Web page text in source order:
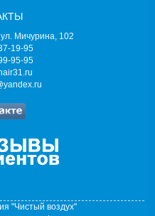
Мичурина, 102
19-95
95-95
"Чистый воздух"